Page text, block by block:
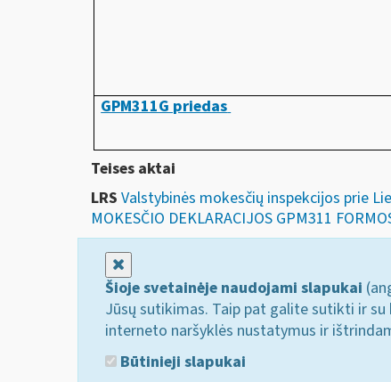
GPM311G priedas
Teises aktai
LRS Valstybinės mokesčių inspekcijos prie
MOKESČIO DEKLARACIJOS GPM311
Šioje svetainėje naudojami slapukai
Jūsų sutikimas. Taip pat galite sutikti ir
interneto naršyklės nustatymus ir
Būtinieji slapukai